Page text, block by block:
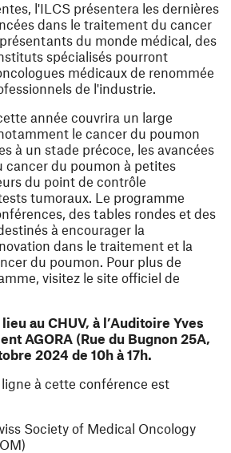
l'ILCS présentera les dernières
dans le traitement du cancer
du monde médical, des
spécialisés pourront
médicaux de renommée
de l'industrie.
année couvrira un large
le cancer du poumon
à un stade précoce, les avancées
cancer du poumon à petites
du point de contrôle
tumoraux. Le programme
des tables rondes et des
à encourager la
dans le traitement et la
du poumon. Pour plus de
visitez le site officiel de
au CHUV, à l’Auditoire Yves
AGORA (Rue du Bugnon 25A,
2024 de 10h à 17h.
à cette conférence est
Society of Medical Oncology